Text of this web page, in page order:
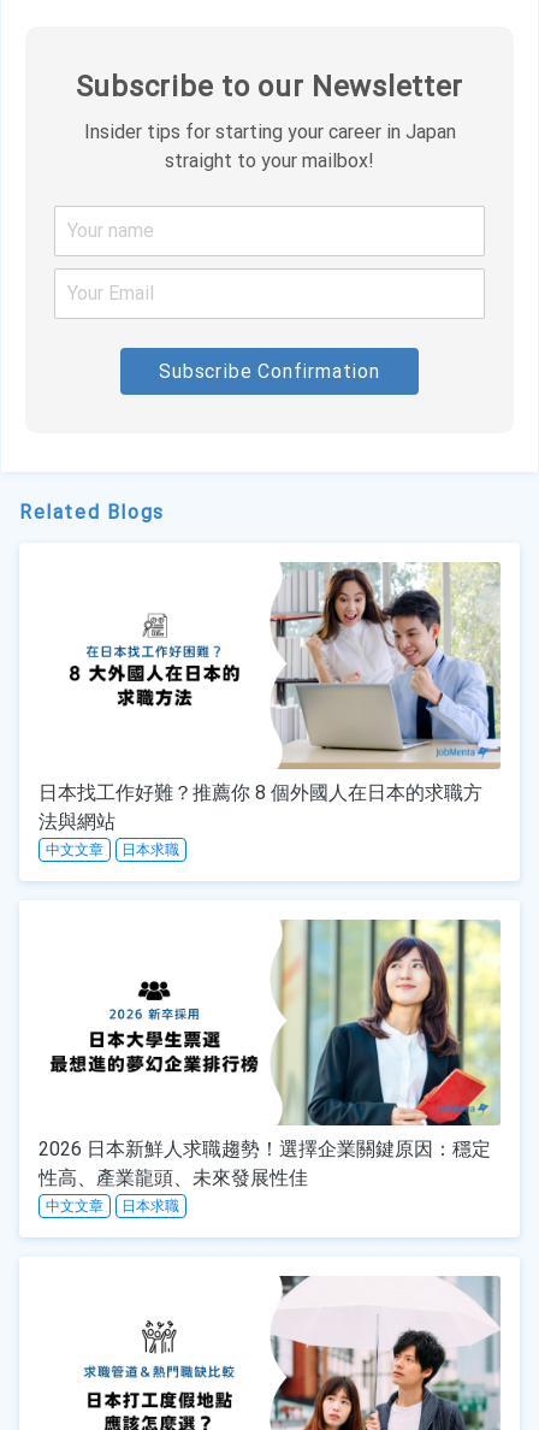
Subscribe to our Newsletter
Insider tips for starting your career in Japan
straight to your mailbox!
Subscribe Confirmation
Related Blogs
日本找工作好難？推薦你 8 個外國人在日本的求職方
法與網站
中文文章 日本求職
2026 日本新鮮人求職趨勢！選擇企業關鍵原因：穩定
性高、產業龍頭、未來發展性佳
中文文章 日本求職